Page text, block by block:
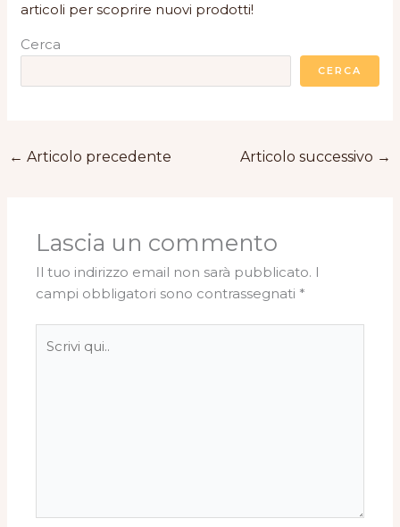
articoli per scoprire nuovi prodotti!
Cerca
CERCA
← Articolo precedente Articolo successivo →
Lascia un commento
Il tuo indirizzo email non sarà pubblicato. I
campi obbligatori sono contrassegnati *
qui..